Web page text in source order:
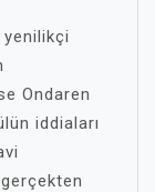
yenilikçi
Ondaren
iddiaları